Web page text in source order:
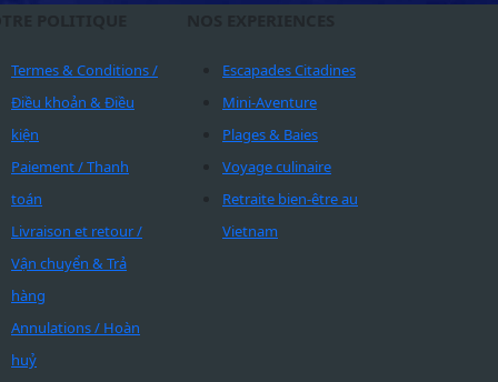
Termes & Conditions /
Điều khoản & Điều
kiện
Paiement / Thanh
toán
Livraison et retour /
Vận chuyển & Trả
hàng
Annulations / Hoàn
huỷ
Escapades Citadines
Mini-Aventure
Plages & Baies
Voyage culinaire
Retraite bien-être au
Vietnam